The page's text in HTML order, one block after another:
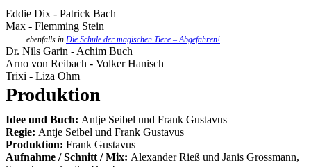
Eddie Dix - Patrick Bach
Max - Flemming Stein
ebenfalls in Die Schule der magischen Tiere – Abgefahren!
Dr. Nils Garin - Achim Buch
Arno von Reibach - Volker Hanisch
Trixi - Liza Ohm
Produktion
Idee und Buch: Antje Seibel und Frank Gustavus
Regie: Antje Seibel und Frank Gustavus
Produktion: Frank Gustavus
Aufnahme / Schnitt / Mix: Alexander Rieß und Janis Grossmann,